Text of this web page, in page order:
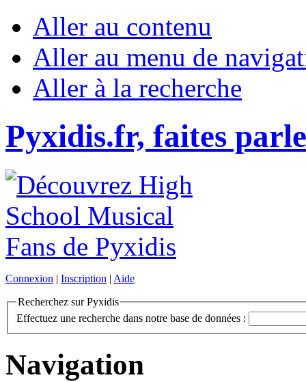
Aller au contenu
Aller au menu de
Aller à la recherche
Pyxidis.fr, faites
Connexion | Inscription | Aide
Recherchez sur Pyxidis
Effectuez une recherche dans notre base de données :
Navigation